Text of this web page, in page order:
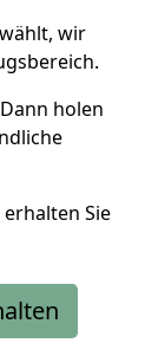
wir
Dann holen
Sie